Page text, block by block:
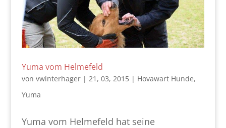
Yuma vom Helmefeld
von vwinterhager| 21, 03, 2015| Hovawart Hunde,
Yuma
Yuma vom Helmefeld hat seine